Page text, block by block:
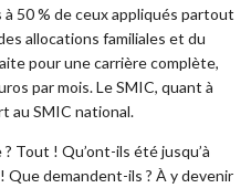
50 % de ceux appliqués partout
allocations familiales et du
pour une carrière complète,
par mois. Le SMIC, quant à
au SMIC national.
Tout ! Qu’ont-ils été jusqu’à
Que demandent-ils ? À y devenir